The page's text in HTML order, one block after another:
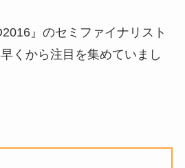
』のセミファイナリスト
くから注目を集めていまし